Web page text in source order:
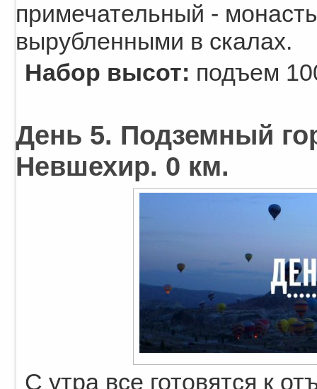
примечательный -
вырубленными в скалах.
Набор высот: подъем
День 5. Подземный
Невшехир. 0 км.
С утра все готовятся к